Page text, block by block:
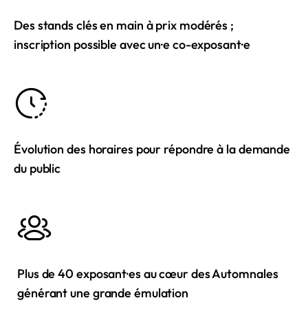
Des stands clés en main à prix modérés ;
inscription possible avec un·e co-exposant·e
Évolution des horaires pour répondre à la demande
du public
Plus de 40 exposant·es au cœur des Automnales
générant une grande émulation